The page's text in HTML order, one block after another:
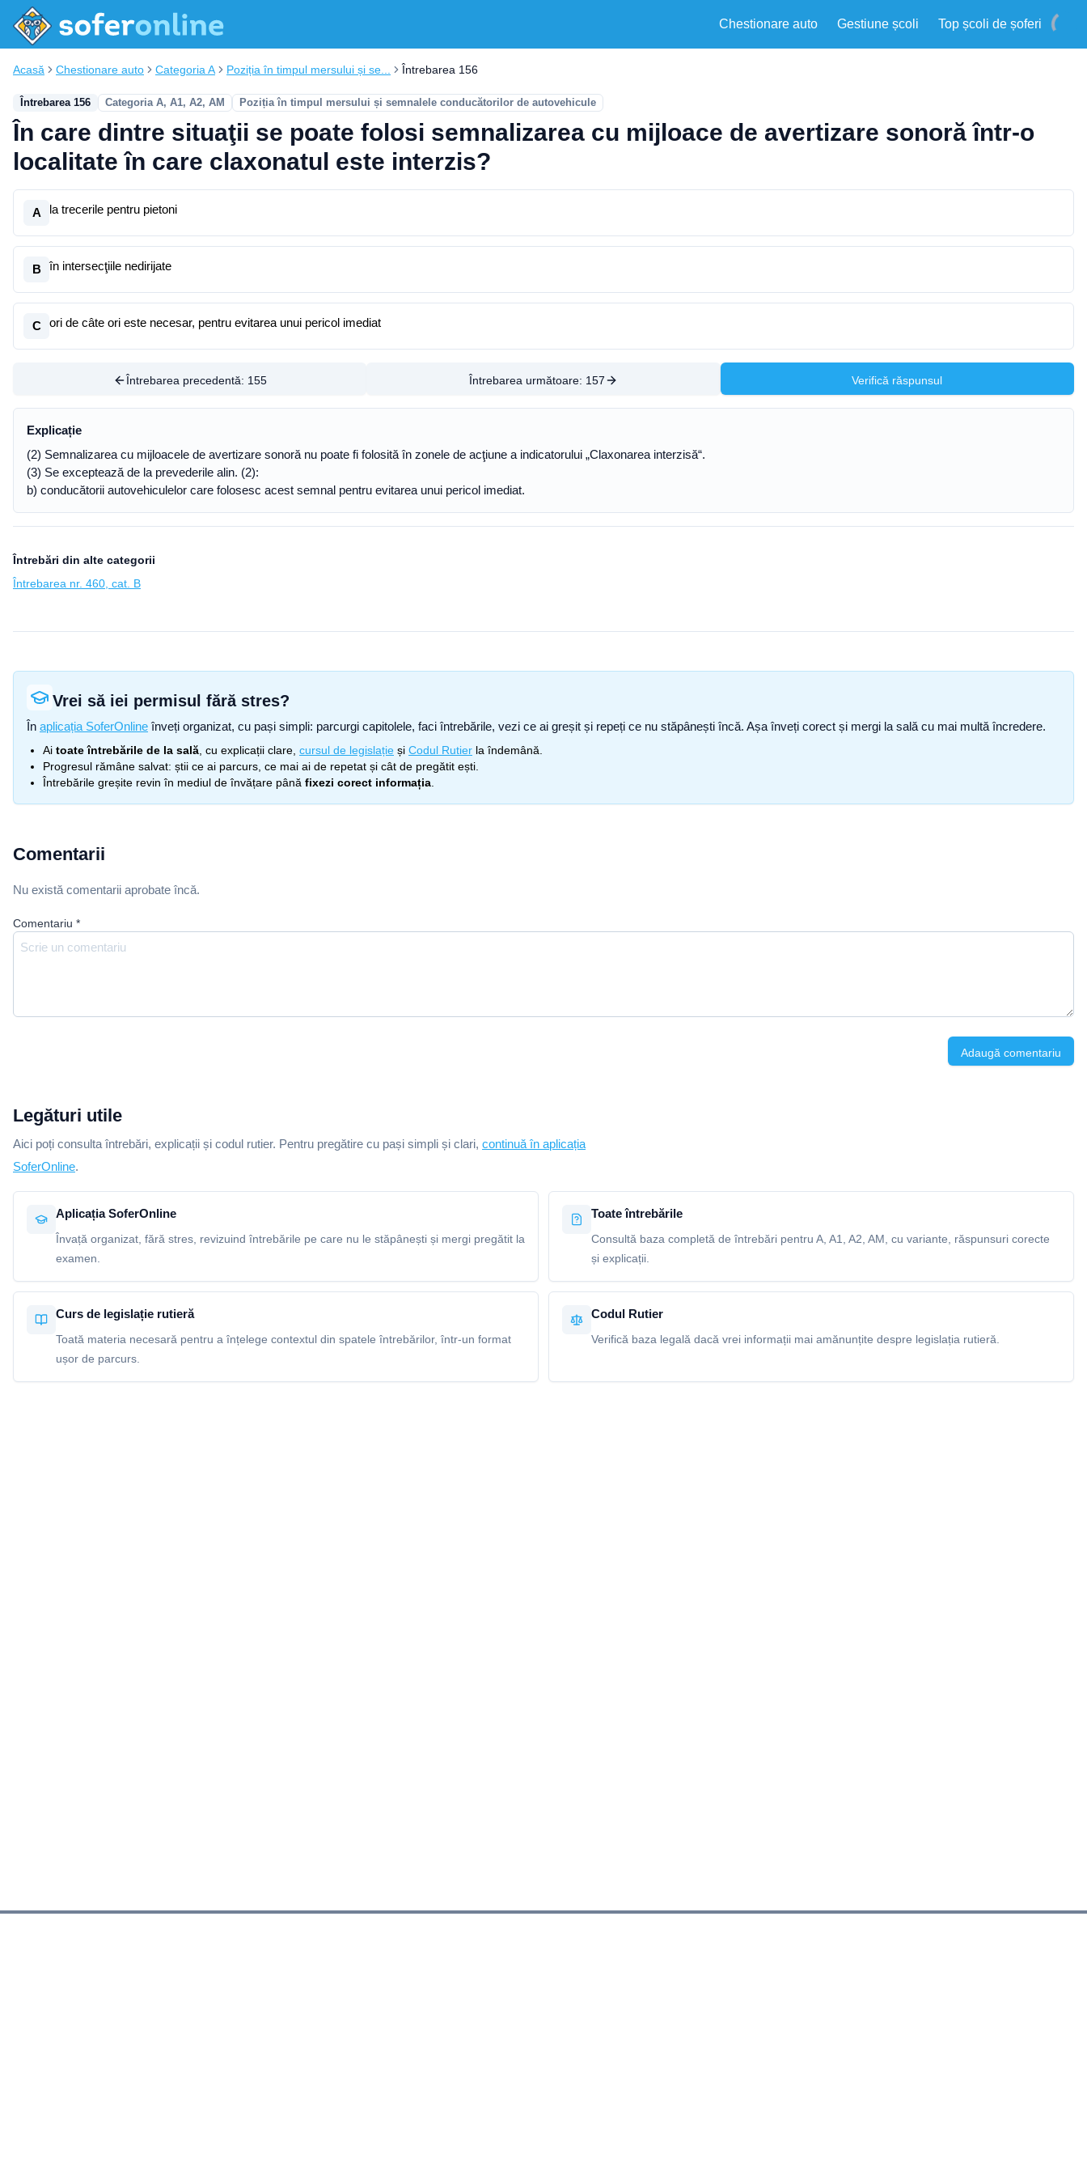
Chestionare auto Gestiune școli Top școli de șoferi
Acasă Chestionare auto Categoria A Poziția în timpul mersului și se... Întrebarea 156
Întrebarea 156 Categoria A, A1, A2, AM Poziția în timpul mersului și semnalele conducătorilor de autovehicule
În care dintre situaţii se poate folosi semnalizarea cu mijloace de avertizare sonoră într-o
localitate în care claxonatul este interzis?
A la trecerile pentru pietoni
B în intersecţiile nedirijate
C ori de câte ori este necesar, pentru evitarea unui pericol imediat
Întrebarea precedentă: 155 Întrebarea următoare: 157 Verifică răspunsul
Explicație
(2) Semnalizarea cu mijloacele de avertizare sonoră nu poate fi folosită în zonele de acţiune a indicatorului „Claxonarea interzisă“.
(3) Se exceptează de la prevederile alin. (2):
b) conducătorii autovehiculelor care folosesc acest semnal pentru evitarea unui pericol imediat.
Întrebări din alte categorii
Întrebarea nr. 460, cat. B
Vrei să iei permisul fără stres?
În aplicația SoferOnline înveți organizat, cu pași simpli: parcurgi capitolele, faci întrebările, vezi ce ai greșit și repeți ce nu stăpânești încă. Așa înveți corect și mergi la sală cu mai multă încredere.
Ai toate întrebările de la sală , cu explicații clare, cursul de legislație și Codul Rutier la îndemână.
Progresul rămâne salvat: știi ce ai parcurs, ce mai ai de repetat și cât de pregătit ești.
Întrebările greșite revin în mediul de învățare până fixezi corect informația
Comentarii
Nu există comentarii aprobate încă.
Comentariu *
Adaugă comentariu
Legături utile
Aici poți consulta întrebări, explicații și codul rutier. Pentru pregătire cu pași simpli și clari, continuă în aplicația
SoferOnline.
Aplicația SoferOnline
Învață organizat, fără stres, revizuind întrebările pe care nu le stăpânești și mergi pregătit la
examen.
Toate întrebările
Consultă baza completă de întrebări pentru A, A1, A2, AM, cu variante, răspunsuri corecte
și explicații.
Curs de legislație rutieră
Toată materia necesară pentru a înțelege contextul din spatele întrebărilor, într-un format
ușor de parcurs.
Codul Rutier
Verifică baza legală dacă vrei informații mai amănunțite despre legislația rutieră.